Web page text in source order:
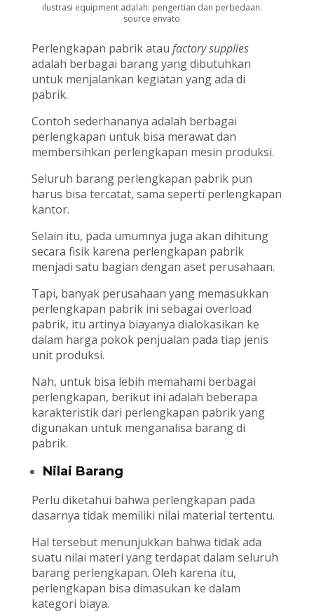
ilustrasi equipment adalah: pengertian dan perbedaan.
source envato
Perlengkapan pabrik atau factory supplies
adalah berbagai barang yang dibutuhkan
untuk menjalankan kegiatan yang ada di
pabrik.
Contoh sederhananya adalah berbagai
perlengkapan untuk bisa merawat dan
membersihkan perlengkapan mesin produksi.
Seluruh barang perlengkapan pabrik pun
harus bisa tercatat, sama seperti perlengkapan
kantor.
Selain itu, pada umumnya juga akan dihitung
secara fisik karena perlengkapan pabrik
menjadi satu bagian dengan aset perusahaan.
Tapi, banyak perusahaan yang memasukkan
perlengkapan pabrik ini sebagai overload
pabrik, itu artinya biayanya dialokasikan ke
dalam harga pokok penjualan pada tiap jenis
unit produksi.
Nah, untuk bisa lebih memahami berbagai
perlengkapan, berikut ini adalah beberapa
karakteristik dari perlengkapan pabrik yang
digunakan untuk menganalisa barang di
pabrik.
Nilai Barang
Perlu diketahui bahwa perlengkapan pada
dasarnya tidak memiliki nilai material tertentu.
Hal tersebut menunjukkan bahwa tidak ada
suatu nilai materi yang terdapat dalam seluruh
barang perlengkapan. Oleh karena itu,
perlengkapan bisa dimasukan ke dalam
kategori biaya.